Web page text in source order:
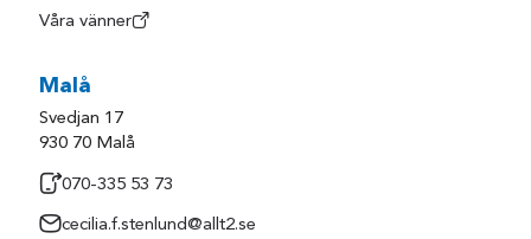
Våra vänner
Malå
Svedjan 17
930 70 Malå
070-335 53 73
cecilia.f.stenlund@allt2.se